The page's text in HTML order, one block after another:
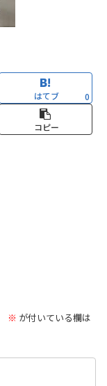
はてブ 0
コピー
※ が付いている欄は